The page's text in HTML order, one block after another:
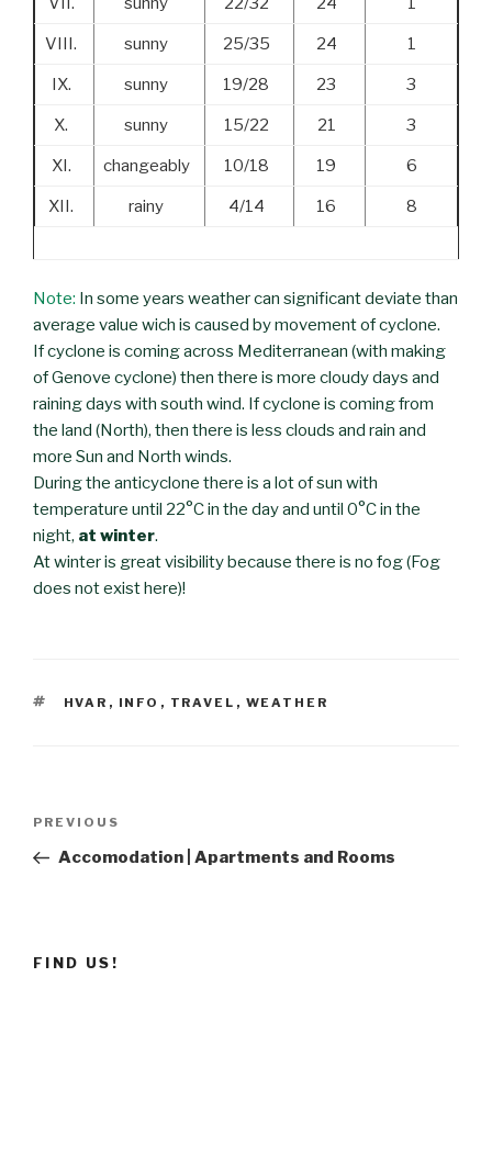
VIII. sunny 25/35 24 1
IX. sunny 19/28 23 3
X. sunny 15/22 21 3
XI. changeably 10/18 19 6
XII. rainy 4/14 16 8
Note: In some years weather can significant deviate than
average value wich is caused by movement of cyclone.
If cyclone is coming across Mediterranean (with making
of Genove cyclone) then there is more cloudy days and
raining days with south wind. If cyclone is coming from
the land (North), then there is less clouds and rain and
more Sun and North winds.
During the anticyclone there is a lot of sun with
temperature until 22°C in the day and until 0°C in the
night, at winter.
At winter is great visibility because there is no fog (Fog
does not exist here)!
TAGS
HVAR , INFO , TRAVEL , WEATHER
Post
Previous
Post
PREVIOUS
Accomodation | Apartments and Rooms
FIND US!